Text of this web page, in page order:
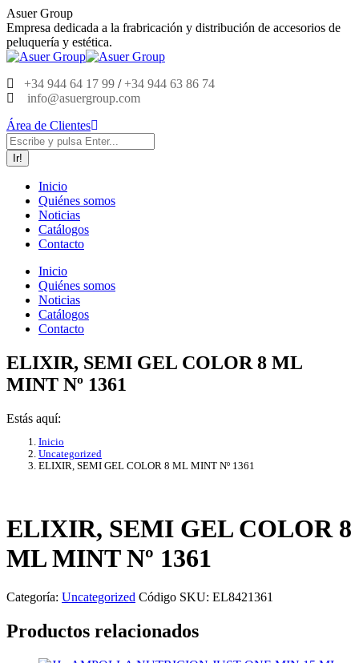
Saltar
al
contenido
Asuer Group
Empresa dedicada a la frabricación y distribución de accesorios de
peluquería y estética.
+34 944 64 17 99 /+34 944 63 86 74
info@asuergroup.com
Área de Clientes
Buscar:
Inicio
Quiénes somos
Noticias
Catálogos
Contacto
Inicio
Quiénes somos
Noticias
Catálogos
Contacto
ELIXIR, SEMI GEL COLOR 8 ML
MINT Nº 1361
Estás aquí:
Inicio
Uncategorized
ELIXIR, SEMI GEL COLOR 8 ML MINT Nº 1361
ELIXIR, SEMI GEL COLOR 8
ML MINT Nº 1361
Categoría: Uncategorized Código SKU: EL8421361
Productos relacionados